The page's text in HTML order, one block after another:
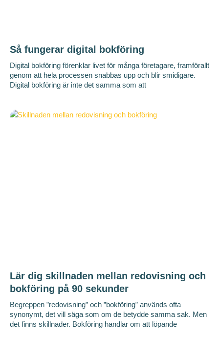
Så fungerar digital bokföring
Digital bokföring förenklar livet för många företagare, framförallt
genom att hela processen snabbas upp och blir smidigare.
Digital bokföring är inte det samma som att
Lär dig skillnaden mellan redovisning och
bokföring på 90 sekunder
Begreppen ”redovisning” och ”bokföring” används ofta
synonymt, det vill säga som om de betydde samma sak. Men
det finns skillnader. Bokföring handlar om att löpande